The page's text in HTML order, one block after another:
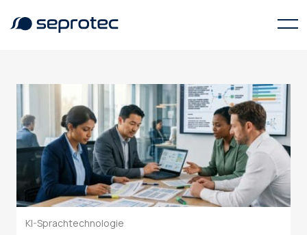
hybride Übersetzungsworkflows
KI-Sprachtechnologie